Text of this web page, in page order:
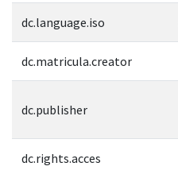
dc.language.iso
dc.matricula.creator
dc.publisher
dc.rights.acces